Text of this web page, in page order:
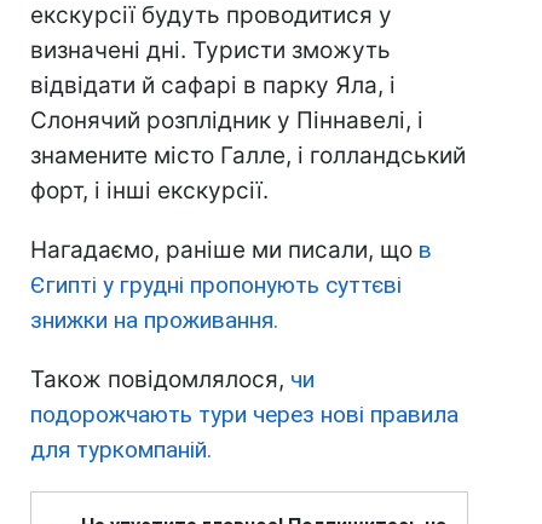
екскурсії будуть проводитися у
визначені дні. Туристи зможуть
відвідати й сафарі в парку Яла, і
Слонячий розплідник у Піннавелі, і
знамените місто Галле, і голландський
форт, і інші екскурсії.
Нагадаємо, раніше ми писали, що в
Єгипті у грудні пропонують суттєві
знижки на проживання.
Також повідомлялося, чи
подорожчають тури через нові правила
для туркомпаній.